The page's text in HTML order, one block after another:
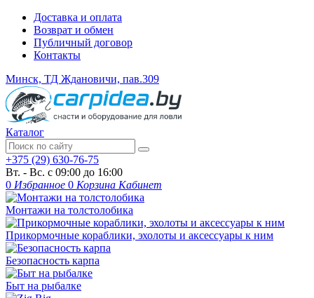
Доставка и оплата
Возврат и обмен
Публичный договор
Контакты
Минск, ТД Ждановичи, пав.309
Каталог
+375 (29) 630-76-75
Вт. - Вс. с 09:00 до 16:00
0 Избранное 0 Корзина Кабинет
Монтажи на толстолобика
Прикормочные кораблики, эхолоты и аксессуары к ним
Безопасность карпа
Быт на рыбалке